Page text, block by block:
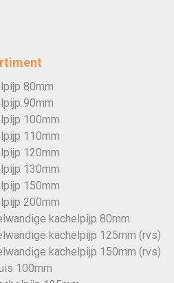
80mm
90mm
100mm
110mm
120mm
130mm
150mm
200mm
kachelpijp 80mm
kachelpijp 125mm (rvs)
kachelpijp 150mm (rvs)
100mm